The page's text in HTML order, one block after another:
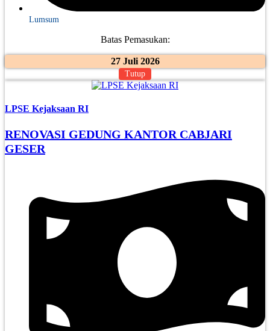
Lumsum
Batas Pemasukan:
27 Juli 2026
Tutup
LPSE Kejaksaan RI
RENOVASI GEDUNG KANTOR CABJARI
GESER